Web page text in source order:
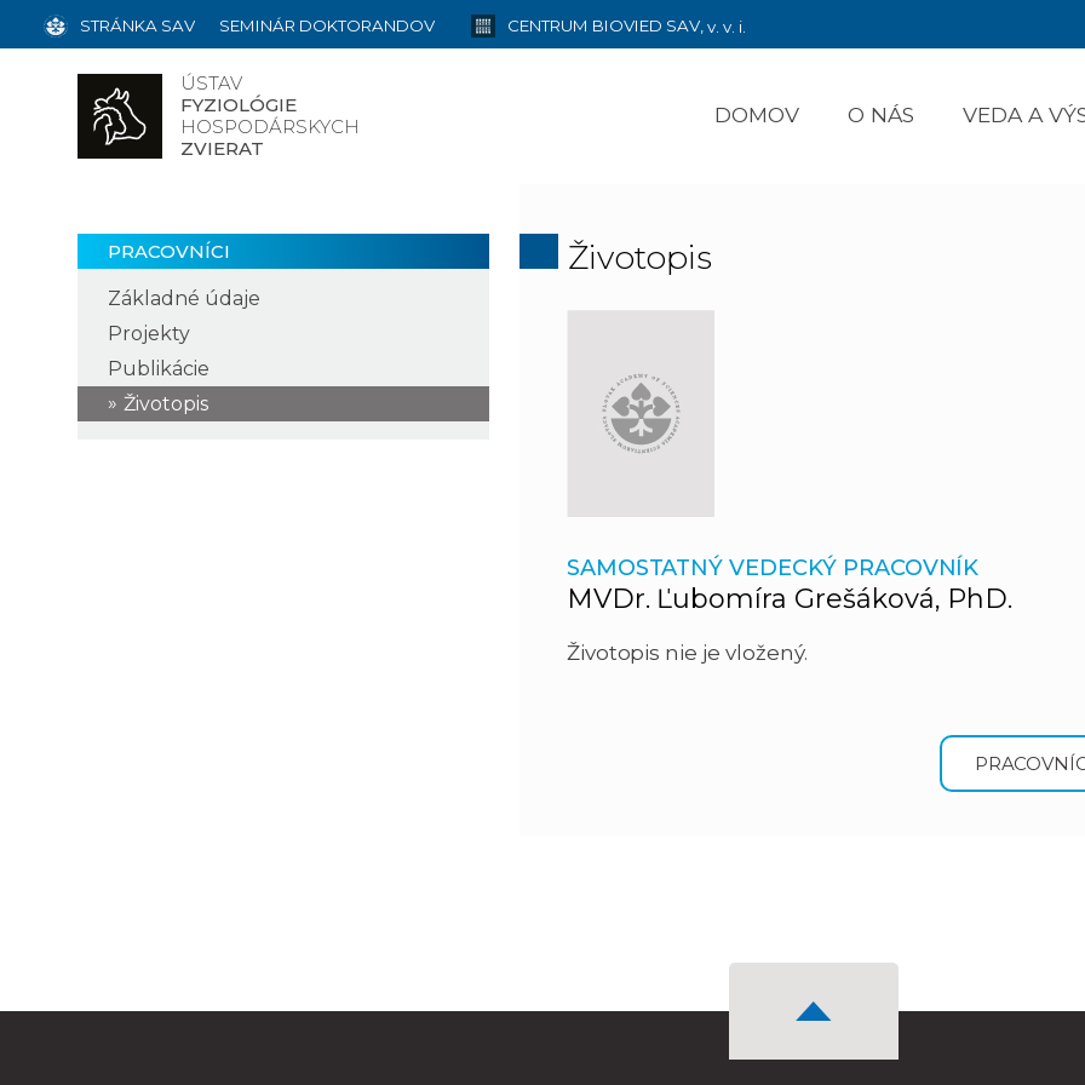
ÚSTAV
FYZIOLÓGIE
HOSPODÁRSKYCH
ZVIERAT
DOMOV O NÁS VEDA A
STRÁNKA SAV SEMINÁR DOKTORANDOV CENTRUM BIOVIED SAV, v. v. i.
PRACOVNÍCI
Základné údaje
Projekty
Publikácie
Životopis
Životopis
SAMOSTATNÝ VEDECKÝ PRACOVNÍK
MVDr. Ľubomíra Grešáková, PhD.
Životopis nie je vložený.